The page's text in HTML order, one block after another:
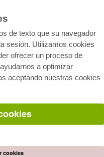
de texto que su navegador
sesión. Utilizamos cookies
ofrecer un proceso de
a optimizar
aceptando nuestras cookies
cookies